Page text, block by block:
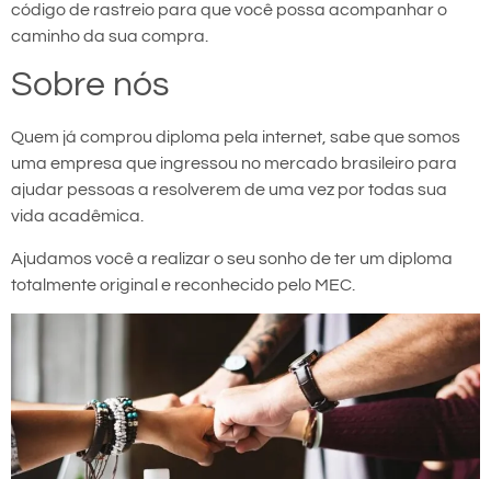
código de rastreio para que você possa acompanhar o
caminho da sua compra.
Sobre nós
Quem já comprou diploma pela internet, sabe que somos
uma empresa que ingressou no mercado brasileiro para
ajudar pessoas a resolverem de uma vez por todas sua
vida acadêmica.
Ajudamos você a realizar o seu sonho de ter um diploma
totalmente original e reconhecido pelo MEC.